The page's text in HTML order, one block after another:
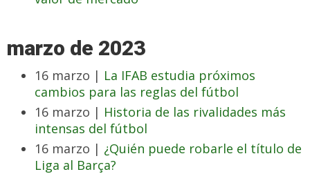
marzo de 2023
16 marzo | La IFAB estudia próximos
cambios para las reglas del fútbol
16 marzo | Historia de las rivalidades más
intensas del fútbol
16 marzo | ¿Quién puede robarle el título de
Liga al Barça?